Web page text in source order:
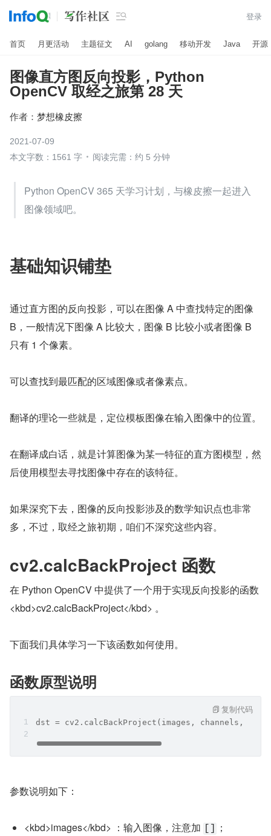
 登录
首页 月更活动 主题征文 AI golang 移动开发 Java 开源
图像直方图反向投影，Python
OpenCV 取经之旅第 28 天
作者： 梦想橡皮擦
2021-07-09
本文字数：1561 字
阅读完需：约 5 分钟
Python OpenCV 365 天学习计划，与橡皮擦一起进入
图像领域吧。
基础知识铺垫
通过直方图的反向投影，可以在图像 A 中查找特定的图像
B，一般情况下图像 A 比较大，图像 B 比较小或者图像 B
只有 1 个像素。
可以查找到最匹配的区域图像或者像素点。
翻译的理论一些就是，定位模板图像在输入图像中的位置。
在翻译成白话，就是计算图像为某一特征的直方图模型，然
后使用模型去寻找图像中存在的该特征。
如果深究下去，图像的反向投影涉及的数学知识点也非常
多，不过，取经之旅初期，咱们不深究这些内容。
cv2.calcBackProject 函数
在 Python OpenCV 中提供了一个用于实现反向投影的函数
<kbd>cv2.calcBackProject</kbd> 。
下面我们具体学习一下该函数如何使用。
函数原型说明
dst = cv2.calcBackProject(images, channels,
复制代码
参数说明如下：
<kbd>images</kbd> ：输入图像，注意加
；